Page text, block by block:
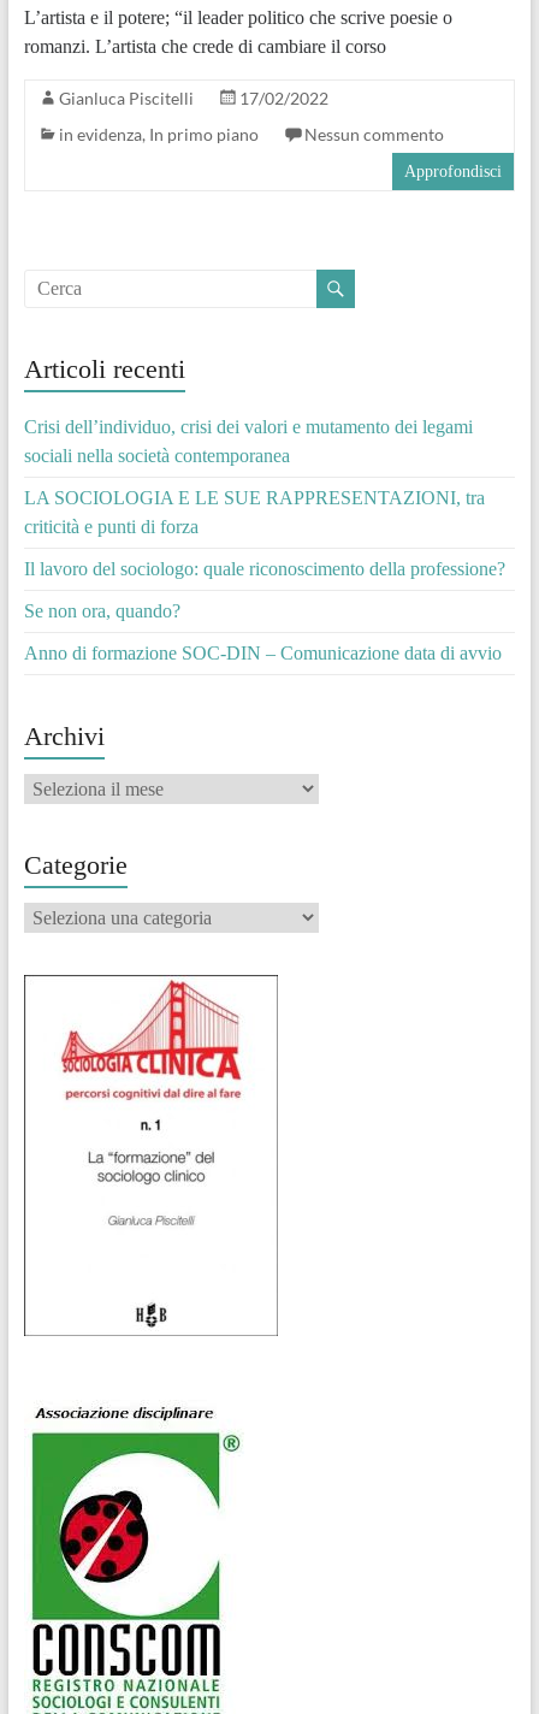
L’artista e il potere; “il leader politico che scrive poesie o
romanzi. L’artista che crede di cambiare il corso
Gianluca Piscitelli
17/02/2022
in evidenza, In primo piano Nessun commento
Approfondisci
Articoli recenti
Crisi dell’individuo, crisi dei valori e mutamento dei legami
sociali nella società contemporanea
LA SOCIOLOGIA E LE SUE RAPPRESENTAZIONI, tra
criticità e punti di forza
Il lavoro del sociologo: quale riconoscimento della professione?
Se non ora, quando?
Anno di formazione SOC-DIN – Comunicazione data di avvio
Archivi
Archivi
Categorie
Categorie